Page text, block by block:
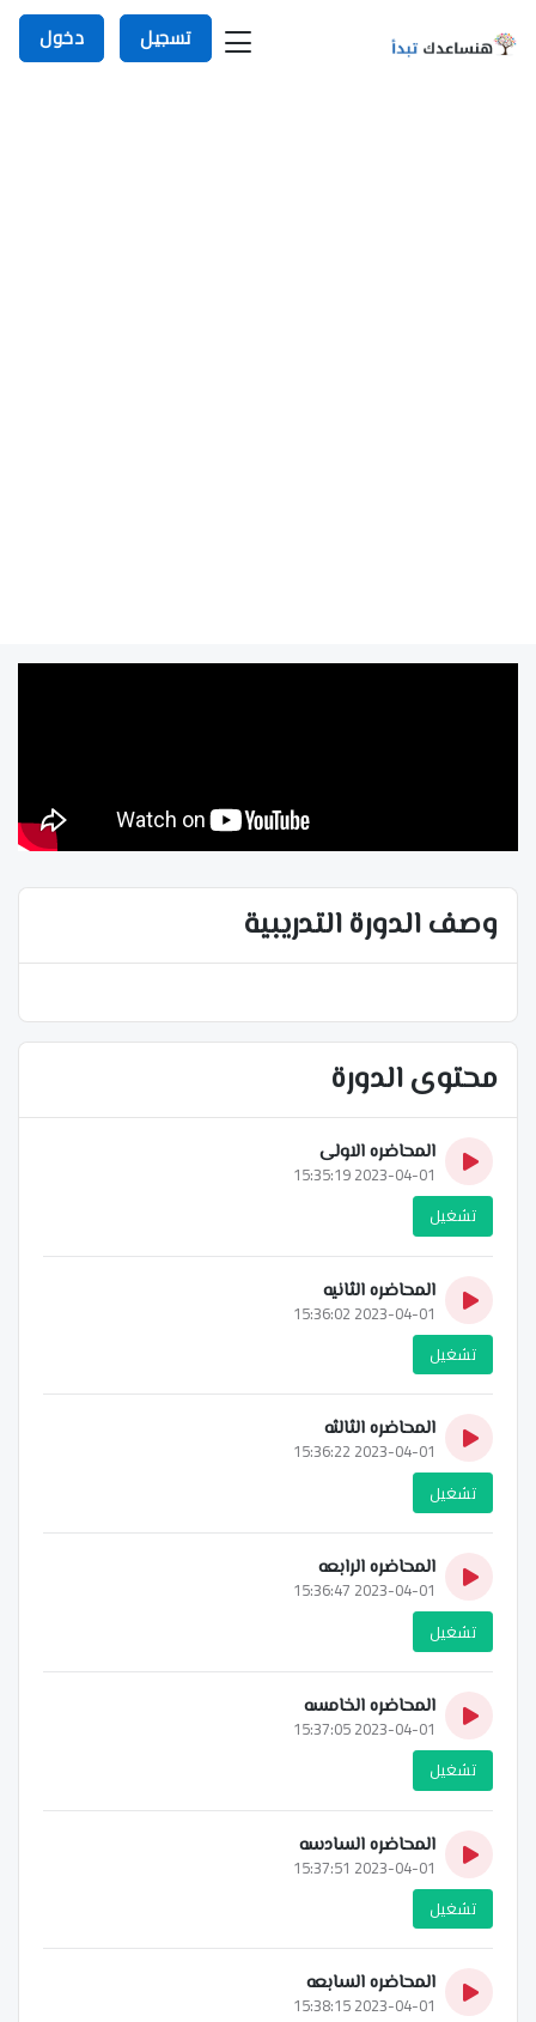
تسجيل دخول
وصف الدورة التدريبية
محتوى الدورة
المحاضره الاولى
2023-04-01 15:35:19
تشغيل
المحاضره الثانيه
2023-04-01 15:36:02
تشغيل
المحاضره الثالثه
2023-04-01 15:36:22
تشغيل
المحاضره الرابعه
2023-04-01 15:36:47
تشغيل
المحاضره الخامسه
2023-04-01 15:37:05
تشغيل
المحاضره السادسه
2023-04-01 15:37:51
تشغيل
المحاضره السابعه
2023-04-01 15:38:15